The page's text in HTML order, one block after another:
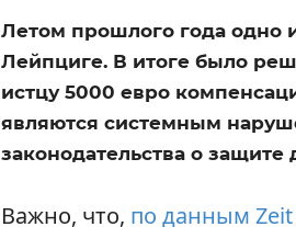
Летом прошлого года одно
Лейпциге. В итоге было
истцу 5000 евро
являются системным
законодательства о защите
Важно, что, по данным Zeit